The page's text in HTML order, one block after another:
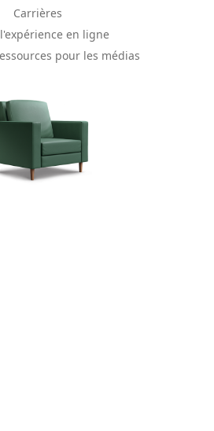
Carrières
en ligne
pour les médias